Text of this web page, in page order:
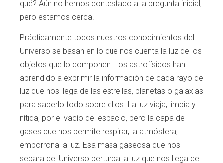
qué? Aún no hemos contestado a la pregunta inicial,
pero estamos cerca.
Prácticamente todos nuestros conocimientos del
Universo se basan en lo que nos cuenta la luz de los
objetos que lo componen. Los astrofísicos han
aprendido a exprimir la información de cada rayo de
luz que nos llega de las estrellas, planetas o galaxias
para saberlo todo sobre ellos. La luz viaja, limpia y
nítida, por el vacío del espacio, pero la capa de
gases que nos permite respirar, la atmósfera,
emborrona la luz. Esa masa gaseosa que nos
separa del Universo perturba la luz que nos llega de